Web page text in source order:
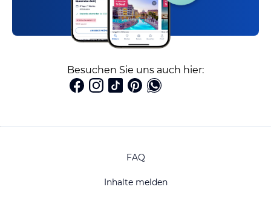
Besuchen Sie uns auch hier:
FAQ
Inhalte melden